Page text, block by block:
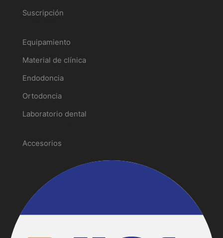
Suscripción
Equipamiento
Material de clínica
Endodoncia
Ortodoncia
Laboratorio dental
Accesorios